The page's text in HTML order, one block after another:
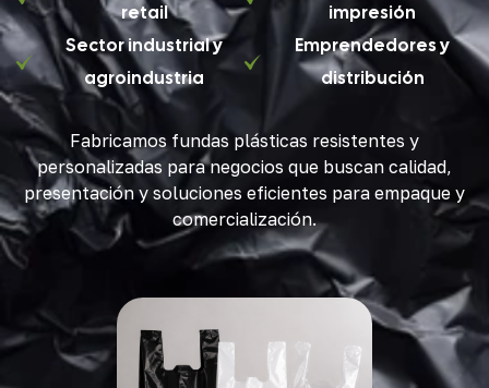
retail
Sector industrial y
agroindustria
impresión
Emprendedores y
distribución
Fabricamos fundas plásticas resistentes y
personalizadas para negocios que buscan calidad,
presentación y soluciones eficientes para empaque y
comercialización.